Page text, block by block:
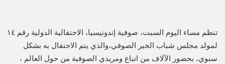
ا
تنظم مساء اليوم السبت، صوفية إندونيسيا، الاحتفالية الدولية رقم ١٤
لمولد مجلس شباب الخير الصوفي،والذي يتم الاحتفال به بشكل
سنوي، بحضور الآلاف من اتباع ومريدي الصوفية من حول العالم ،